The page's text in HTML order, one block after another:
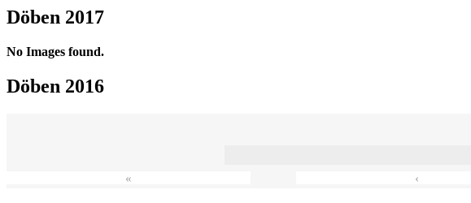
Döben 2017
No Images found.
Döben 2016
« ‹